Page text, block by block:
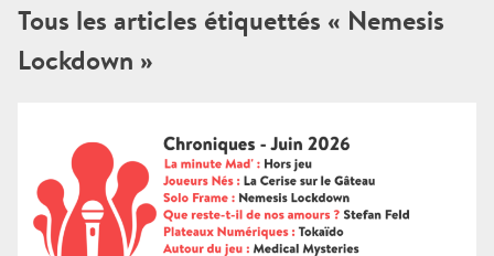
Tous les articles étiquettés « Nemesis
Lockdown »